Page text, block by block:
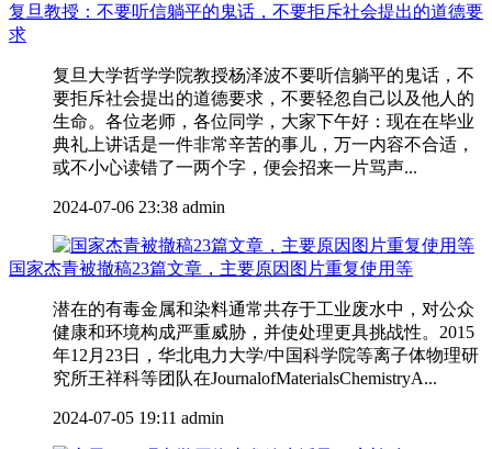
复旦教授：不要听信躺平的鬼话，不要拒斥社会提出的道德要
求
复旦大学哲学学院教授杨泽波不要听信躺平的鬼话，不
要拒斥社会提出的道德要求，不要轻忽自己以及他人的
生命。各位老师，各位同学，大家下午好：现在在毕业
典礼上讲话是一件非常辛苦的事儿，万一内容不合适，
或不小心读错了一两个字，便会招来一片骂声...
2024-07-06 23:38 admin
国家杰青被撤稿23篇文章，主要原因图片重复使用等
潜在的有毒金属和染料通常共存于工业废水中，对公众
健康和环境构成严重威胁，并使处理更具挑战性。2015
年12月23日，华北电力大学/中国科学院等离子体物理研
究所王祥科等团队在JournalofMaterialsChemistryA...
2024-07-05 19:11 admin